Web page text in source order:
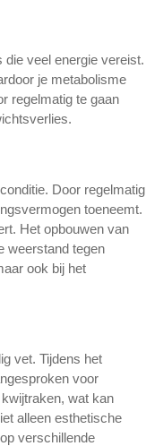
veel energie vereist.
je metabolisme
regelmatig te gaan
Door regelmatig
toeneemt.
Het opbouwen van
weerstand tegen
ook bij het
vet. Tijdens het
voor
wat kan
alleen esthetische
verschillende